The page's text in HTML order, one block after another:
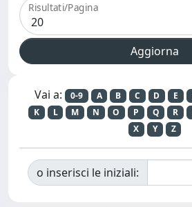
Risultati/Pagina
Vai a: 0-9 A B C D E
K
L M N O P Q R
X
Y Z
o inserisci le iniziali: